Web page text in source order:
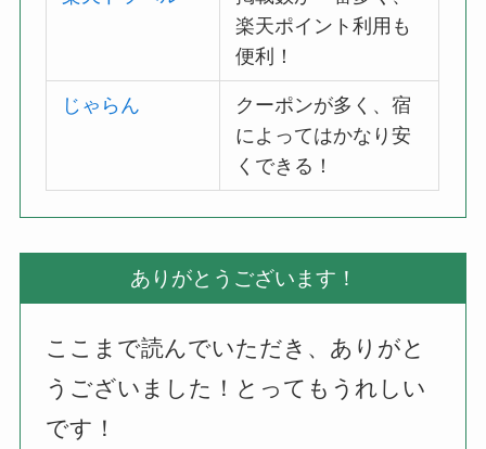
楽天ポイント利用も
便利！
じゃらん
クーポンが多く、宿
によってはかなり安
くできる！
ありがとうございます！
ここまで読んでいただき、ありがと
うございました！とってもうれしい
です！